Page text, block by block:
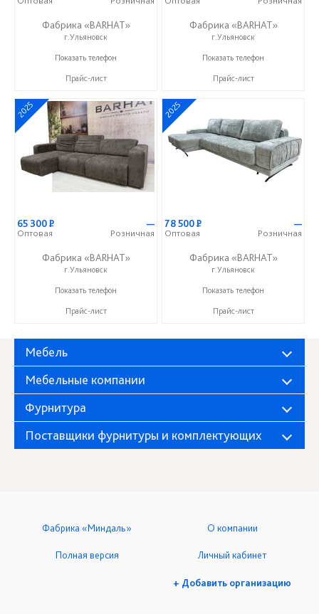
Фабрика «BARHAT»
г.Ульяновск
+7 (996) 219-29-77
Показать телефон
Прайс-лист
Фабрика «BARHAT»
г.Ульяновск
+7 (996) 219-29-77
Показать телефон
Прайс-лист
2025
65 300Р
Оптовая
—
Розничная
Фабрика «BARHAT»
г.Ульяновск
+7 (996) 219-29-77
Показать телефон
Прайс-лист
2025
78 500Р
Оптовая
—
Розничная
Фабрика «BARHAT»
г.Ульяновск
+7 (996) 219-29-77
Показать телефон
Прайс-лист
Мебель
Мебельные компании
Фурнитура
Поставщики фурнитуры и комплектующих
Фабрика «Миндаль» О компании
Полная версия Личный кабинет
+ Добавить организацию